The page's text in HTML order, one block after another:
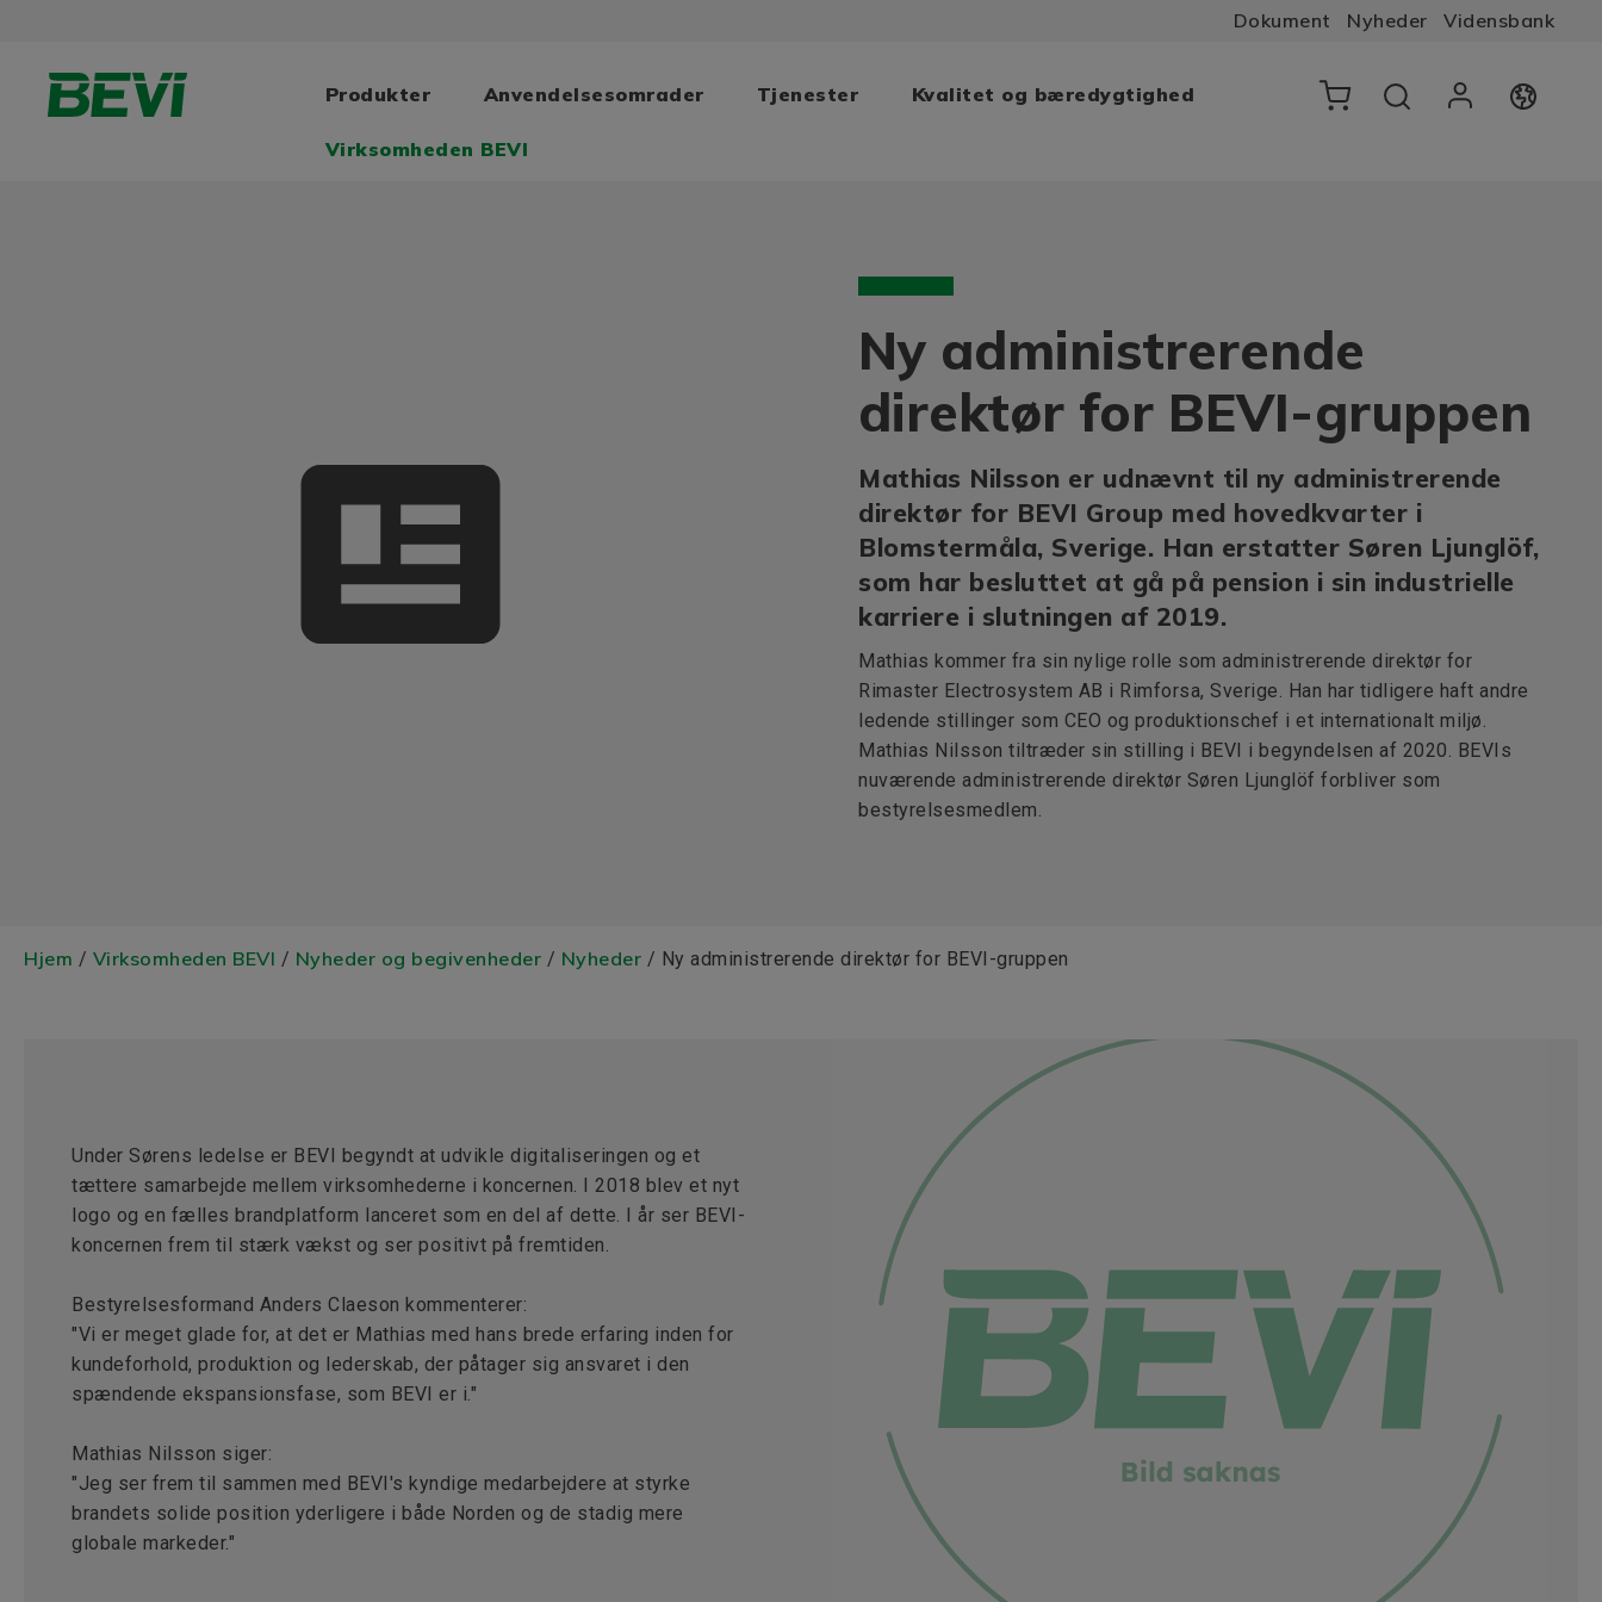
Dokument Nyheder Vidensbank
Produkter Anvendelsesomrader Tjenester Kvalitet og bæredygtighed
Virksomheden BEVI
Ny administrerende
direktør for BEVI-gruppen
Mathias Nilsson er udnævnt til ny administrerende
direktør for BEVI Group med hovedkvarter i
Blomstermåla, Sverige. Han erstatter Søren Ljunglöf,
som har besluttet at gå på pension i sin industrielle
karriere i slutningen af 2019.
Mathias kommer fra sin nylige rolle som administrerende direktør for
Rimaster Electrosystem AB i Rimforsa, Sverige. Han har tidligere haft andre
ledende stillinger som CEO og produktionschef i et internationalt miljø.
Mathias Nilsson tiltræder sin stilling i BEVI i begyndelsen af 2020. BEVIs
nuværende administrerende direktør Søren Ljunglöf forbliver som
bestyrelsesmedlem.
Hjem / Virksomheden BEVI / Nyheder og begivenheder / Nyheder / Ny administrerende direktør for BEVI-gruppen
Under Sørens ledelse er BEVI begyndt at udvikle digitaliseringen og et
tættere samarbejde mellem virksomhederne i koncernen. I 2018 blev et nyt
logo og en fælles brandplatform lanceret som en del af dette. I år ser BEVI-
koncernen frem til stærk vækst og ser positivt på fremtiden.
Bestyrelsesformand Anders Claeson kommenterer:
"Vi er meget glade for, at det er Mathias med hans brede erfaring inden for
kundeforhold, produktion og lederskab, der påtager sig ansvaret i den
spændende ekspansionsfase, som BEVI er i."
Mathias Nilsson siger:
"Jeg ser frem til sammen med BEVI's kyndige medarbejdere at styrke
brandets solide position yderligere i både Norden og de stadig mere
globale markeder."